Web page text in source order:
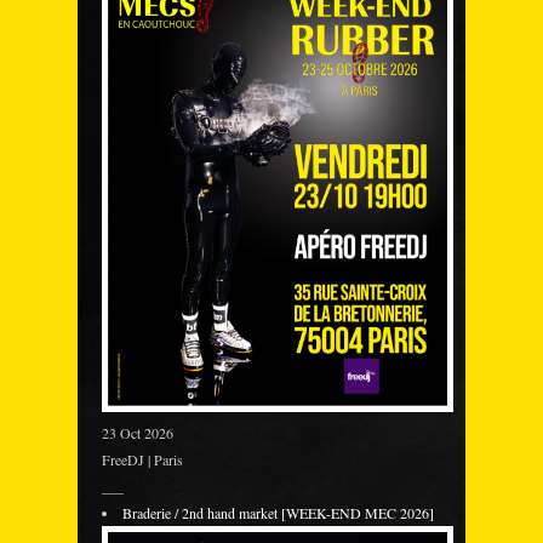
23 Oct 2026
FreeDJ | Paris
Braderie / 2nd hand market [WEEK-END MEC 2026]